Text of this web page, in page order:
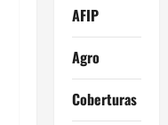
AFIP
Agro
Coberturas